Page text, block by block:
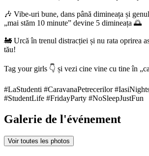
🎶 Vibe-uri bune, dans până dimineața și
„mai stăm 10 minute” devine 5 dimineața 🌅
🚂 Urcă în trenul distracției și nu rata oprirea
tău!
Tag your girls 👇 și vezi cine vine cu tine în
#LaStudenti #CaravanaPetrecerilor
#StudentLife #FridayParty #NoSleepJustFun
Galerie de l'événement
Voir toutes les photos